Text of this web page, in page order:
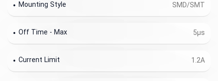
SMD/SMT
Mounting Style
5µs
Off Time - Max
1.2A
Current Limit